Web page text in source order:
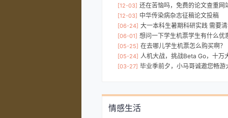
[12-03] 还在苦恼吗，免费的论文查重网
[12-03] 中华传染病杂志征稿论文投稿
[06-24] 大一本科生暑期科研实践 需要
[06-01] 想问一下学生机票学生有什么优
[05-25] 在去哪儿学生机票怎么购买啊？
[05-24] 人机大战，挑战Beta Go，十万
[03-27] 毕业季前夕，小马哥诚邀您畅游大西北，享受私
情感生活